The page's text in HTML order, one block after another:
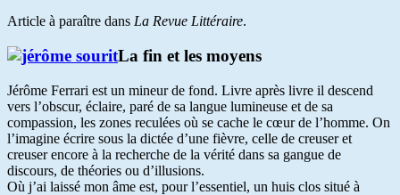
Article à paraître dans La Revue Littéraire.
La fin et les moyens
Jérôme Ferrari est un mineur de fond. Livre après livre il descend
vers l’obscur, éclaire, paré de sa langue lumineuse et de sa
compassion, les zones reculées où se cache le cœur de l’homme. On
l’imagine écrire sous la dictée d’une fièvre, celle de creuser et
creuser encore à la recherche de la vérité dans sa gangue de
discours, de théories ou d’illusions.
Où j’ai laissé mon âme est, pour l’essentiel, un huis clos situé à